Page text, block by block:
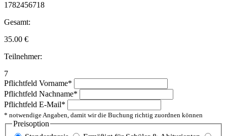
1782456718
Gesamt:
35.00 €
Teilnehmer:
7
Pflichtfeld Vorname*
Pflichtfeld Nachname*
Pflichtfeld E-Mail*
* notwendige Angaben, damit wir die Buchung richtig zuordnen können
Preisoption